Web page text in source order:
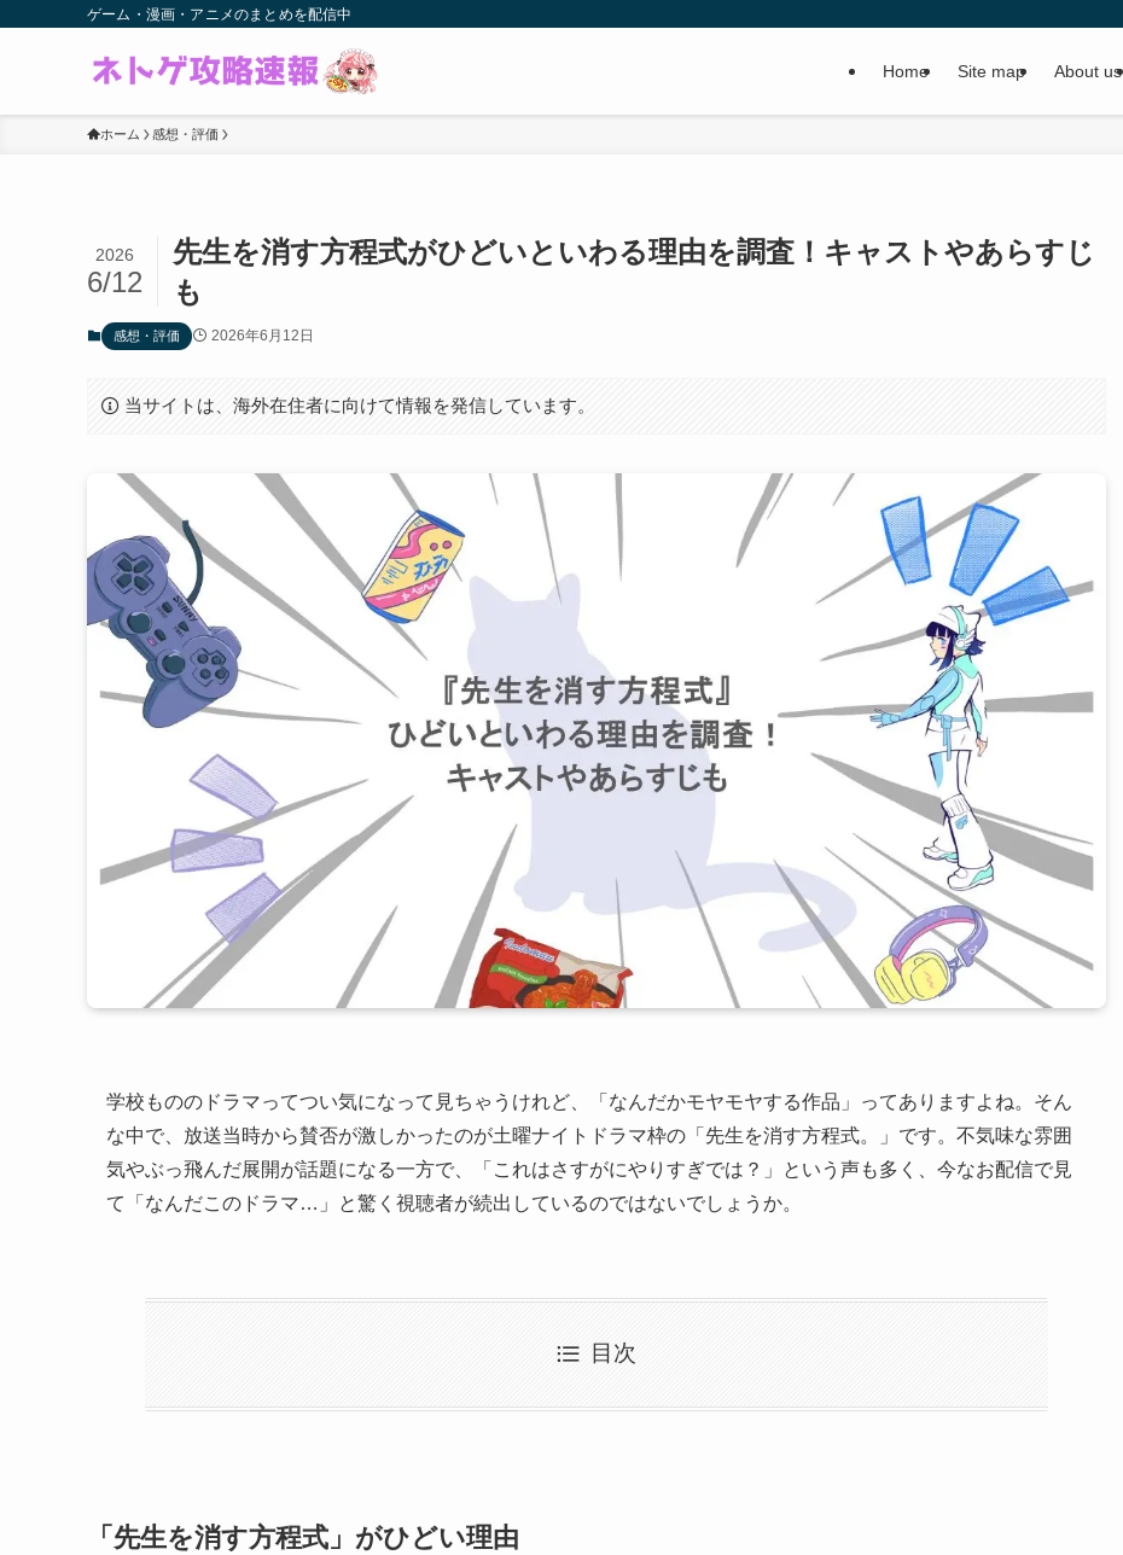
ゲーム・漫画・アニメのまとめを配信中
Home Site map About us
ホーム 感想・評価
先生を消す方程式がひどいといわる理由を調査！キャストやあらすじ
も
2026
6/12
感想・評価 2026年6月12日
当サイトは、海外在住者に向けて情報を発信しています。
学校もののドラマってつい気になって見ちゃうけれど、「なんだかモヤモヤする作品」ってありますよね。そん
な中で、放送当時から賛否が激しかったのが土曜ナイトドラマ枠の「先生を消す方程式。」です。不気味な雰囲
気やぶっ飛んだ展開が話題になる一方で、「これはさすがにやりすぎでは？」という声も多く、今なお配信で見
て「なんだこのドラマ…」と驚く視聴者が続出しているのではないでしょうか。
目次
「先生を消す方程式」がひどい理由